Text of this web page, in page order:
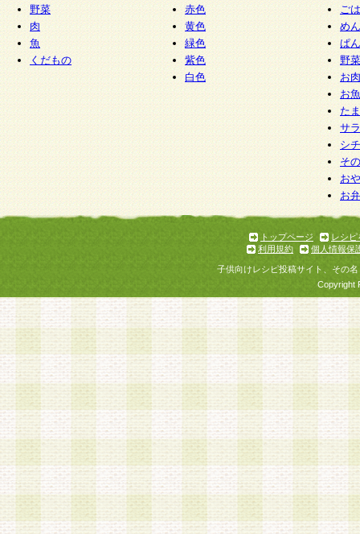
野菜
肉
魚
くだもの
赤色
黄色
緑色
紫色
白色
ご
めん
ぱん
野
お
お
た
サ
シ
そ
お
お
トップページ
レシピ
利用規約
個人情報保
子供向けレシピ投稿サイト、その
Copyright